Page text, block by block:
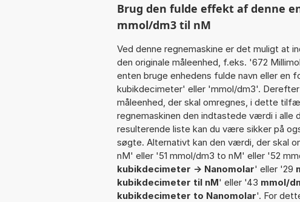
Brug den fulde effekt af denne
mmol/dm3 til nM
Ved denne regnemaskine er det muligt at
den originale måleenhed, f.eks. '672
enten bruge enhedens fulde navn eller
kubikdecimeter' eller 'mmol/dm3'.
måleenhed, der skal omregnes, i dette
regnemaskinen den indtastede værdi i alle
resulterende liste kan du være sikker på
søgte. Alternativt kan den værdi, der skal
nM' eller '51 mmol/dm3 to nM' eller '52
kubikdecimeter -> Nanomolar' eller '29
kubikdecimeter til nM' eller '43 mmol/
kubikdecimeter to Nanomolar'. For